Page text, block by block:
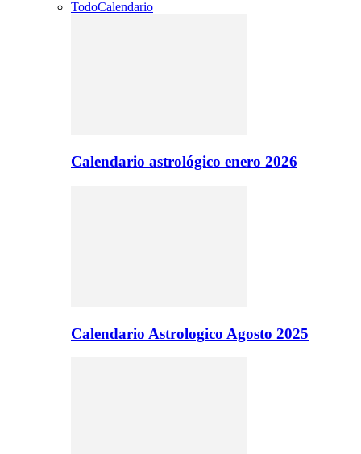
TodoCalendario
Calendario astrológico enero 2026
Calendario Astrologico Agosto 2025